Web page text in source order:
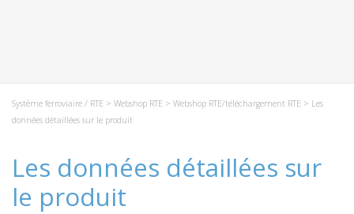
Système ferroviaire / RTE > Webshop RTE > Webshop RTE/téléchargement RTE > Les
données détaillées sur le produit
Les données détaillées sur
le produit